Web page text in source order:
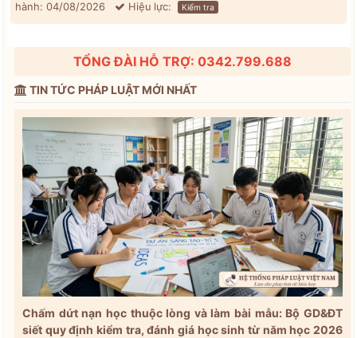
hành: 04/08/2026
Hiệu lực: Kiểm tra
TỔNG ĐÀI HỖ TRỢ: 0342.799.688
TIN TỨC PHÁP LUẬT MỚI NHẤT
Chấm dứt nạn học thuộc lòng và làm bài mẫu: Bộ GD&ĐT
siết quy định kiểm tra, đánh giá học sinh từ năm học 2026